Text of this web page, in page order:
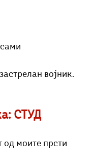
војник.
СТУД
од моите прсти